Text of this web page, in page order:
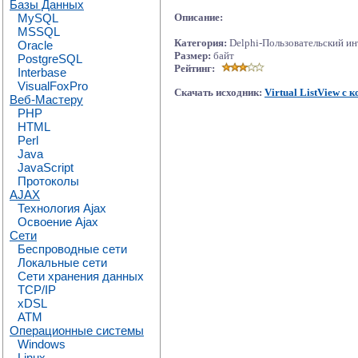
Базы Данных
MySQL
MSSQL
Oracle
PostgreSQL
Interbase
VisualFoxPro
Веб-Мастеру
PHP
HTML
Perl
Java
JavaScript
Протоколы
AJAX
Технология Ajax
Освоение Ajax
Сети
Беспроводные сети
Локальные сети
Сети хранения данных
TCP/IP
xDSL
ATM
Операционные системы
Windows
Описание:
Категория: Delphi-Пользовательский
Размер: байт
Рейтинг:
Скачать исходник: Virtual ListView с